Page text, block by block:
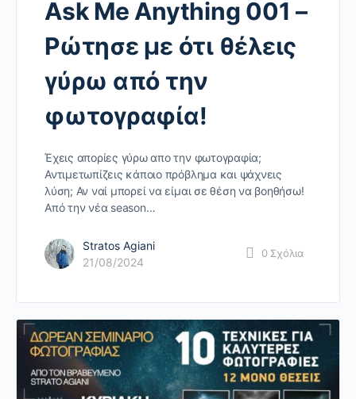
Ask Me Anything 001 –
Ρώτησε με ότι θέλεις
γύρω από την
φωτογραφία!
Έχεις απορίες γύρω απο την φωτογραφία;
Αντιμετωπίζεις κάποιο πρόβλημα και ψάχνεις
λύση; Αν ναί μπορεί να είμαι σε θέση να βοηθήσω!
Από την νέα season…
Stratos Agiani
21/08/2024
0 Σχόλια